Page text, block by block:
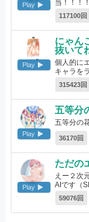
Play
当！！！
117100回
Play
にゃん
抜いて
個人的に
キャラを
315423回
Play
五等分
五等分の
36170回
Play
ただの
えー２次
AIです（
59076回